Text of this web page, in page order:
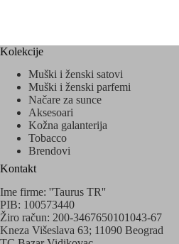
Kolekcije
Muški i ženski satovi
Muški i ženski parfemi
Načare za sunce
Aksesoari
Kožna galanterija
Tobacco
Brendovi
Kontakt
Ime firme: ''Taurus TR''
PIB: 100573440
Žiro račun: 200-3467650101043-67
Kneza Višeslava 63; 11090 Beograd